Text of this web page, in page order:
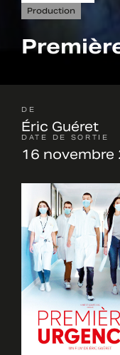
Production
DE
Éric Guéret
DATE DE SORTIE
16 novembre